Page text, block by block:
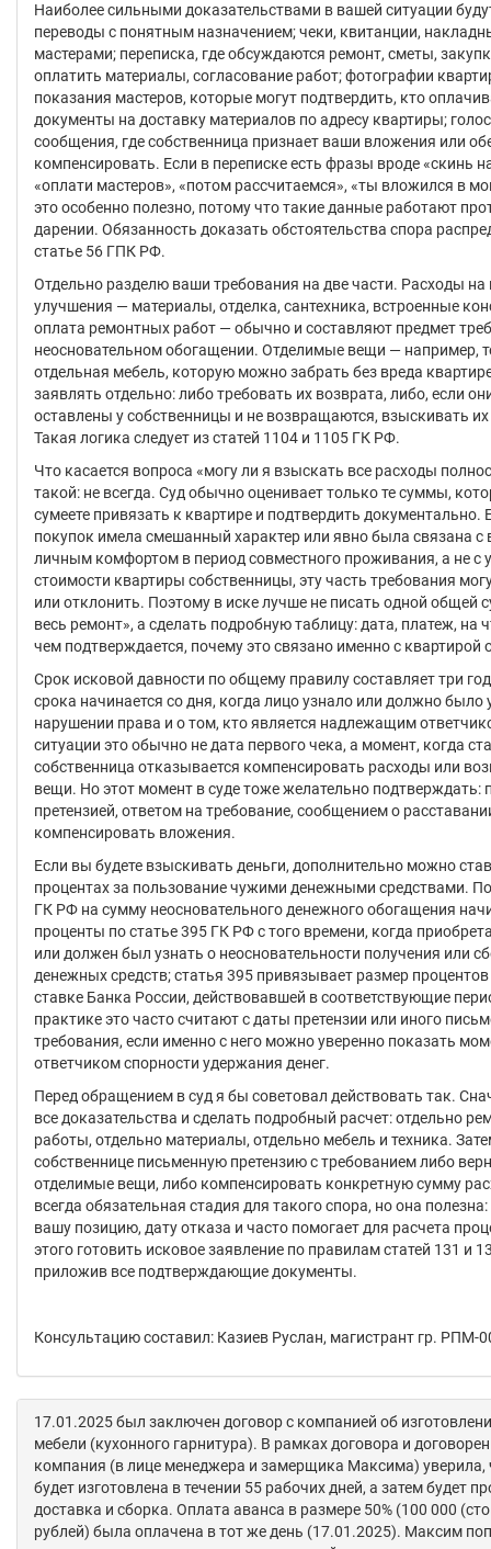
Наиболее сильными доказательствами в вашей ситуации
переводы с понятным назначением; чеки, квитанции,
мастерами; переписка, где обсуждаются ремонт, сметы,
оплатить материалы, согласование работ; фотографии
показания мастеров, которые могут подтвердить, кто
документы на доставку материалов по адресу квартиры;
сообщения, где собственница признает ваши вложения или
компенсировать. Если в переписке есть фразы вроде «скинь
«оплати мастеров», «потом рассчитаемся», «ты вложился в
это особенно полезно, потому что такие данные работают
дарении. Обязанность доказать обстоятельства спора
статье 56 ГПК РФ.
Отдельно разделю ваши требования на две части. Расходы
улучшения — материалы, отделка, сантехника, встроенные
оплата ремонтных работ — обычно и составляют предмет
неосновательном обогащении. Отделимые вещи — например,
отдельная мебель, которую можно забрать без вреда
заявлять отдельно: либо требовать их возврата, либо, если
оставлены у собственницы и не возвращаются, взыскивать
Такая логика следует из статей 1104 и 1105 ГК РФ.
Что касается вопроса «могу ли я взыскать все расходы
такой: не всегда. Суд обычно оценивает только те суммы,
сумеете привязать к квартире и подтвердить документально.
покупок имела смешанный характер или явно была связана
личным комфортом в период совместного проживания, а не с
стоимости квартиры собственницы, эту часть требования
или отклонить. Поэтому в иске лучше не писать одной общей
весь ремонт», а сделать подробную таблицу: дата, платеж, на
чем подтверждается, почему это связано именно с квартирой
Срок исковой давности по общему правилу составляет три
срока начинается со дня, когда лицо узнало или должно было
нарушении права и о том, кто является надлежащим
ситуации это обычно не дата первого чека, а момент, когда
собственница отказывается компенсировать расходы или
вещи. Но этот момент в суде тоже желательно подтверждать:
претензией, ответом на требование, сообщением о
компенсировать вложения.
Если вы будете взыскивать деньги, дополнительно можно
процентах за пользование чужими денежными средствами.
ГК РФ на сумму неосновательного денежного обогащения
проценты по статье 395 ГК РФ с того времени, когда
или должен был узнать о неосновательности получения или
денежных средств; статья 395 привязывает размер
ставке Банка России, действовавшей в соответствующие
практике это часто считают с даты претензии или иного
требования, если именно с него можно уверенно показать
ответчиком спорности удержания денег.
Перед обращением в суд я бы советовал действовать так.
все доказательства и сделать подробный расчет: отдельно
работы, отдельно материалы, отдельно мебель и техника.
собственнице письменную претензию с требованием либо
отделимые вещи, либо компенсировать конкретную сумму
всегда обязательная стадия для такого спора, но она
вашу позицию, дату отказа и часто помогает для расчета
этого готовить исковое заявление по правилам статей 131 и
приложив все подтверждающие документы.
Консультацию составил: Казиев Руслан, магистрант гр. РПМ-
17.01.2025 был заключен договор с компанией об
мебели (кухонного гарнитура). В рамках договора и
компания (в лице менеджера и замерщика Максима) уверила,
будет изготовлена в течении 55 рабочих дней, а затем будет
доставка и сборка. Оплата аванса в размере 50% (100 000
рублей) была оплачена в тот же день (17.01.2025). Максим